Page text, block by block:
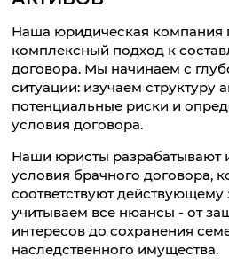
Наша юридическая компания
комплексный подход к
договора. Мы начинаем с
ситуации: изучаем структуру
потенциальные риски и
условия договора.
Наши юристы разрабатывают
условия брачного договора,
соответствуют действующему
учитываем все нюансы - от
интересов до сохранения
наследственного имущества.